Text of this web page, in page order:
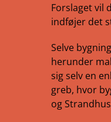
Forslaget vil
indføjer det
Selve
herunder
sig selv en
greb, hvor
og